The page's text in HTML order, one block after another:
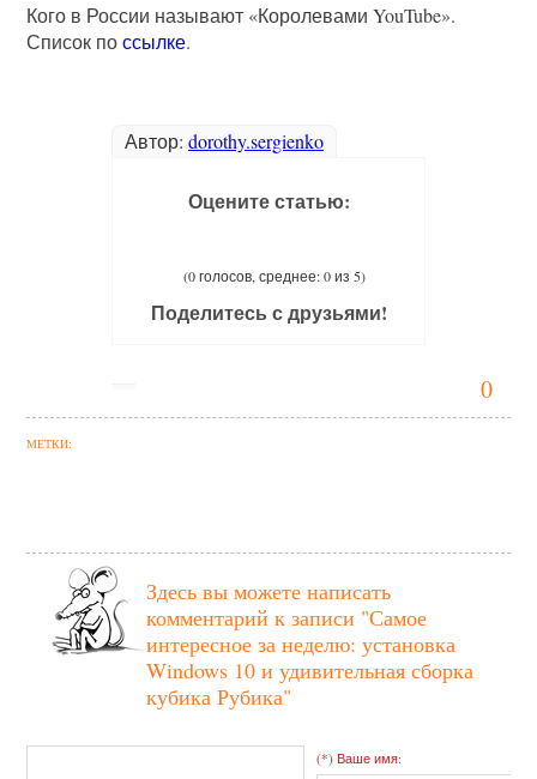
0
Кого в России называют «Королевами YouTube».
Список поссылке.
Автор: dorothy.sergienko
Оцените статью:
(0 голосов, среднее: 0 из 5)
Поделитесь с друзьями!
МЕТКИ:
Здесь вы можете написать
комментарий к записи "Самое
интересное за неделю: установка
Windows 10 и удивительная сборка
кубика Рубика"
(*) Ваше имя: